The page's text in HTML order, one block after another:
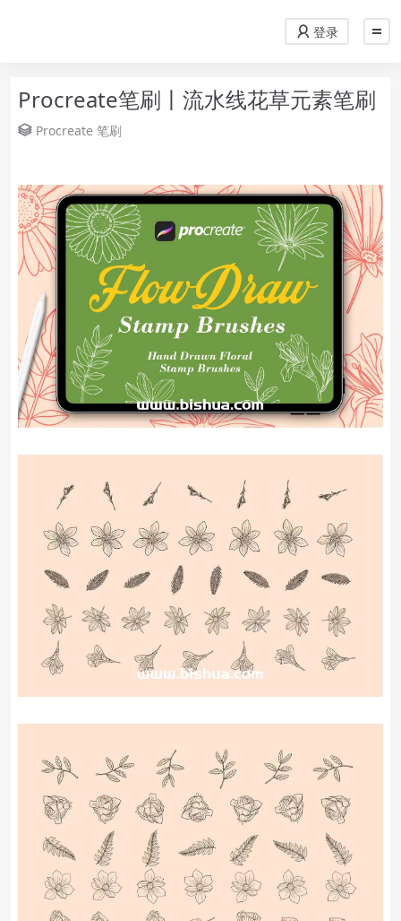
登录
Procreate笔刷丨流水线花草元素笔刷
Procreate 笔刷